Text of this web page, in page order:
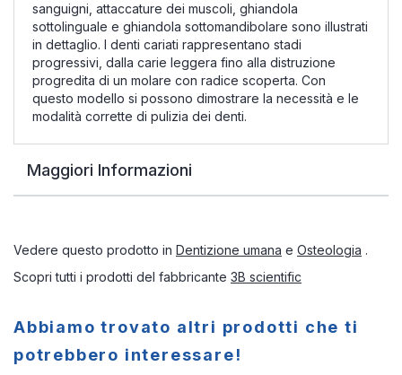
sanguigni, attaccature dei muscoli, ghiandola
sottolinguale e ghiandola sottomandibolare sono illustrati
in dettaglio. I denti cariati rappresentano stadi
progressivi, dalla carie leggera fino alla distruzione
progredita di un molare con radice scoperta. Con
questo modello si possono dimostrare la necessità e le
modalità corrette di pulizia dei denti.
Maggiori Informazioni
Vedere questo prodotto in Dentizione umana e Osteologia .
Scopri tutti i prodotti del fabbricante 3B scientific
Abbiamo trovato altri prodotti che ti
potrebbero interessare!